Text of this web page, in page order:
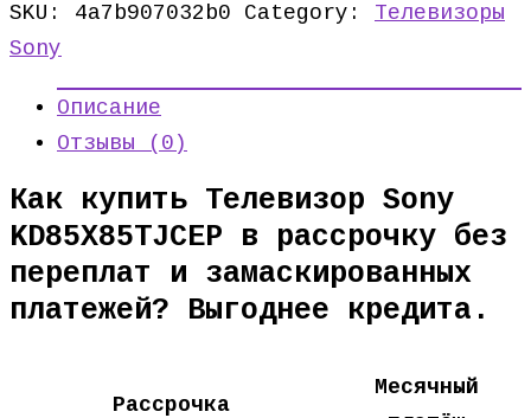
SKU: 4a7b907032b0 Category: Телевизоры
Sony
Описание
Отзывы (0)
Как купить Телевизор Sony
KD85X85TJCEP в рассрочку без
переплат и замаскированных
платежей? Выгоднее кредита.
Рассрочка
Месячный